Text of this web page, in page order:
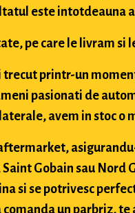
este intotdeauna
pe care le livram si
printr-un
pasionati de
avem in stoc
Gobain sau
si se potrivesc
un parbriz,